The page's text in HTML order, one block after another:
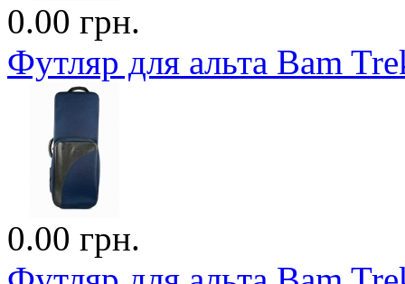
0.00 грн.
Футляр для альта Bam
0.00 грн.